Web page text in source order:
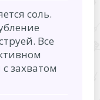
соль.
Все
захватом